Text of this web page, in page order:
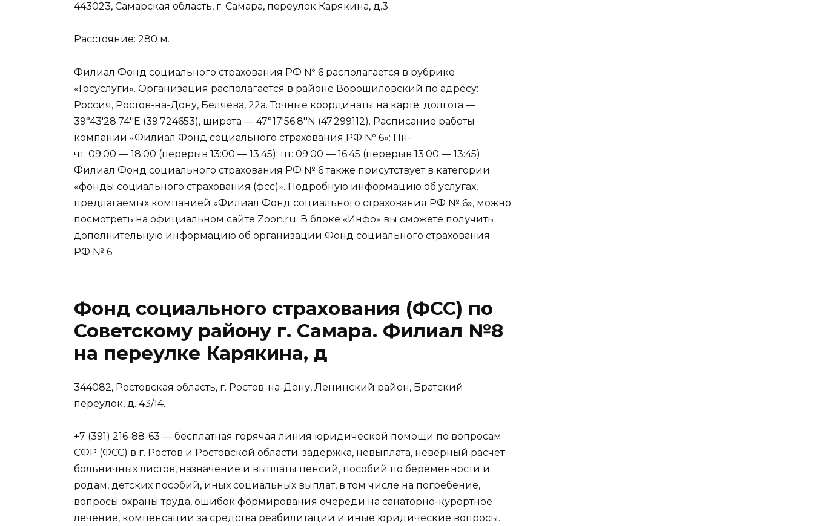
443023, Самарская область, г. Самара, переулок Карякина, д.3
Расстояние: 280 м.
Филиал Фонд социального страхования РФ № 6 располагается в рубрике
«Госуслуги». Организация располагается в районе Ворошиловский по адресу:
Россия, Ростов-на-Дону, Беляева, 22а. Точные координаты на карте: долгота —
39°43′28.74′′E (39.724653), широта — 47°17′56.8′′N (47.299112). Расписание работы
компании «Филиал Фонд социального страхования РФ № 6»: Пн-
чт: 09:00 — 18:00 (перерыв 13:00 — 13:45); пт: 09:00 — 16:45 (перерыв 13:00 — 13:45).
Филиал Фонд социального страхования РФ № 6 также присутствует в категории
«фонды социального страхования (фсс)». Подробную информацию об услугах,
предлагаемых компанией «Филиал Фонд социального страхования РФ № 6», можно
посмотреть на официальном сайте Zoon.ru. В блоке «Инфо» вы сможете получить
дополнительную информацию об организации Фонд социального страхования
РФ № 6.
Фонд социального страхования (ФСС) по
Советскому району г. Самара. Филиал №8
на переулке Карякина, д
344082, Ростовская область, г. Ростов-на-Дону, Ленинский район, Братский
переулок, д. 43/14.
+7 (391) 216-88-63 — бесплатная горячая линия юридической помощи по вопросам
CФР (ФСС) в г. Ростов и Ростовской области: задержка, невыплата, неверный расчет
больничных листов, назначение и выплаты пенсий, пособий по беременности и
родам, детских пособий, иных социальных выплат, в том числе на погребение,
вопросы охраны труда, ошибок формирования очереди на санаторно-курортное
лечение, компенсации за средства реабилитации и иные юридические вопросы.